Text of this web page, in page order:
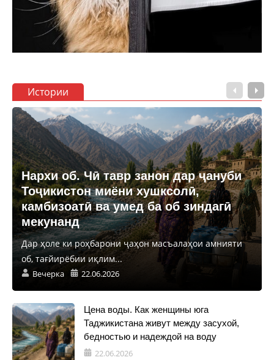
Истории
Нархи об. Чӣ тавр занон дар ҷануби
Тоҷикистон миёни хушксолӣ,
камбизоатӣ ва умед ба об зиндагӣ
мекунанд
Дар ҳоле ки роҳбарони ҷаҳон масъалаҳои амнияти
об, тағйирёбии иқлим...
Вечерка 22.06.2026
Цена воды. Как женщины юга
Таджикистана живут между засухой,
бедностью и надеждой на воду
22.06.2026